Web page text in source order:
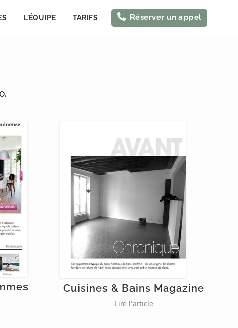
L'ÉQUIPE TARIFS Réserver un appel
Cuisines & Bains Magazine
Lire l'article